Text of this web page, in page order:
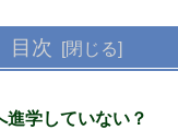
目次
学していない？